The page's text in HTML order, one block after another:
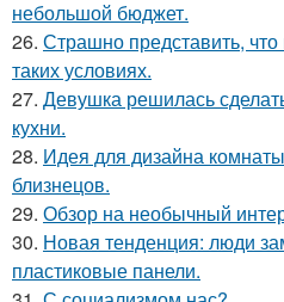
небольшой бюджет.
26. Страшно представить,
таких условиях.
27. Девушка решилась
кухни.
28. Идея для дизайна
близнецов.
29. Обзор на необычный
30. Новая тенденция: люди
пластиковые панели.